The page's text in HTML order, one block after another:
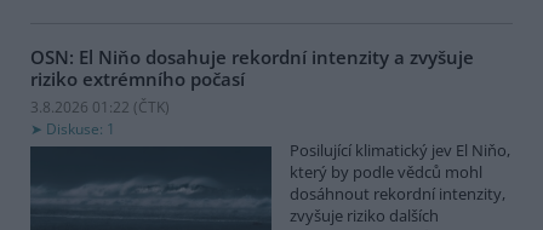
OSN: El Niňo dosahuje rekordní intenzity a zvyšuje
riziko extrémního počasí
3.8.2026 01:22 (ČTK)
Diskuse: 1
Posilující klimatický jev El Niňo,
který by podle vědců mohl
dosáhnout rekordní intenzity,
zvyšuje riziko dalších